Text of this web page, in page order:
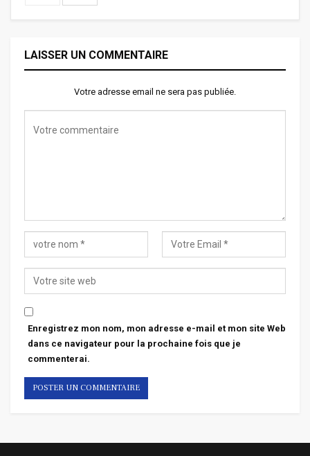
LAISSER UN COMMENTAIRE
Votre adresse email ne sera pas publiée.
Enregistrez mon nom, mon adresse e-mail et mon site Web
dans ce navigateur pour la prochaine fois que je
commenterai.